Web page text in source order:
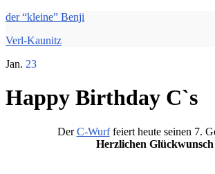
der “kleine” Benji
Verl-Kaunitz
Jan. 23
Happy Birthday C`s
DerC-Wurffeiert heute seinen 7.
Herzlichen Glückwunsch